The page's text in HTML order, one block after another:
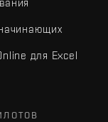
для Excel